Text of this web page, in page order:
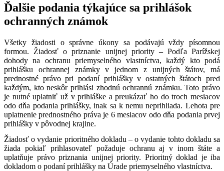
Ďalšie podania týkajúce sa prihlášok
ochranných známok
Všetky žiadosti o správne úkony sa podávajú vždy písomnou
formou. Žiadosť o priznanie unijnej priority – Podľa Parížskej
dohody na ochranu priemyselného vlastníctva, každý kto podá
prihlášku ochrannej známky v jednom z unijných štátov, má
prednostné právo pri podaní prihlášky v ostatných štátoch pred
každým, kto neskôr prihlási zhodnú ochrannú známku. Toto právo
je nutné uplatniť už v prihláške a preukázať ho do troch mesiacov
odo dňa podania prihlášky, inak sa k nemu neprihliada. Lehota pre
uplatnenie prednostného práva je 6 mesiacov odo dňa podania prvej
prihlášky v pôvodnej krajine.
Žiadosť o vydanie prioritného dokladu – o vydanie tohto dokladu sa
žiada pokiaľ prihlasovateľ požaduje ochranu aj v inom štáte a
uplatňuje právo priznania unijnej priority. Prioritný doklad je iba
dokladom o podaní prihlášky na Úrade priemyselného vlastníctva.